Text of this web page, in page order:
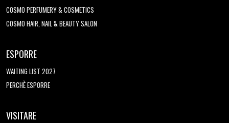
COSMO PERFUMERY & COSMETICS
COSMO HAIR, NAIL & BEAUTY SALON
ESPORRE
WAITING LIST 2027
PERCHÈ ESPORRE
VISITARE